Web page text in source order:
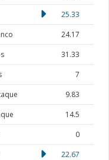
25.33
24.17
31.33
7
9.83
14.5
0
22.67